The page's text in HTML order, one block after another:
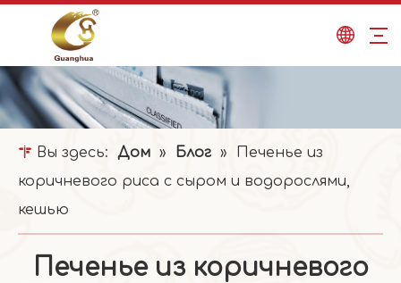
Вы здесь: Дом » Блог »
Печенье из
коричневого риса с сыром и водорослями,
кешью
Печенье из коричневого